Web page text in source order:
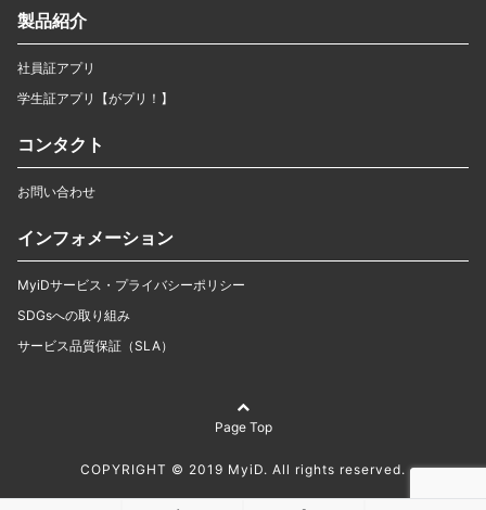
製品紹介
社員証アプリ
学生証アプリ【がプリ！】
コンタクト
お問い合わせ
インフォメーション
MyiDサービス・プライバシーポリシー
SDGsへの取り組み
サービス品質保証（SLA）
Page Top
COPYRIGHT © 2019 MyiD. All rights reserved.